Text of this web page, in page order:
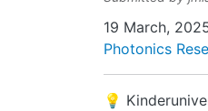
Date
19 March,
Photonics
💡